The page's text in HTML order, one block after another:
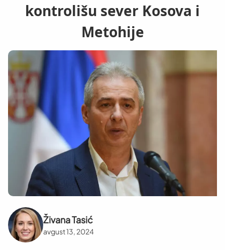
kontrolišu sever Kosova i
Metohije
Živana Tasić
avgust 13, 2024